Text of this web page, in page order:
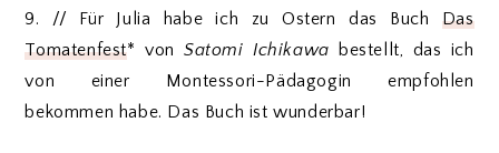
9. // Für Julia habe ich zu Ostern das Buch Das
Tomatenfest* vonSatomi Ichikawa bestellt, das ich
von einer Montessori-Pädagogin empfohlen
bekommen habe. Das Buch ist wunderbar!